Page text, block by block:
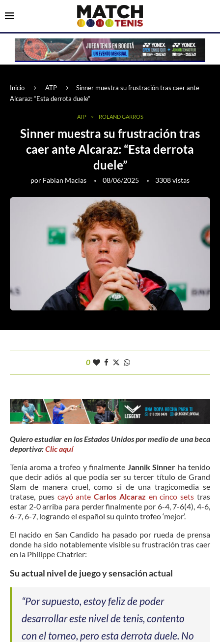
Inicio ATP
Sinner muestra su frustración tras caer ante
Alcaraz: “Esta derrota duele”
ATP ROLAND GARROS
Sinner muestra su frustración tras
caer ante Alcaraz: “Esta derrota
duele”
por Fabian Macias 08/06/2025 3308vistas
0
Quiero estudiar en los Estados Unidos por medio de una beca
deportiva:Clic aquí
Tenía aroma a trofeo y finalmente Jannik Sinner ha tenido
que decir adiós al que podía ser su tercer título de Grand
Slam de manera cruel, como si de una tragicomedia se
tratase, puescayó anteCarlos Alcaraz en cinco sets tras
estar 2-0 arriba para perder finalmente por 6-4, 7-6(4), 4-6,
6-7, 6-7, logrando el español su quinto trofeo ‘mejor’.
El nacido en San Candido ha pasado por rueda de prensa
donde ha sido notablemente visible su frustración tras caer
en la Philippe Chatrier:
Su actual nivel de juego y sensación actual
“Por supuesto, estoy feliz de poder
desarrollar este nivel de tenis, contento
con el torneo, pero esta derrota duele. No